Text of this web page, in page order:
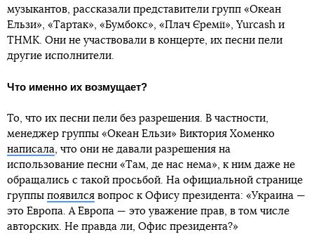
музыкантов, рассказали представители групп «Океан
Ельзи», «Тартак», «Бумбокс», «Плач Єремії», Yurcash и
ТНМК. Они не участвовали в концерте, их песни пели
другие исполнители.
Что именно их возмущает?
То, что их песни пели без разрешения. В частности,
менеджер группы «Океан Ельзи» Виктория Хоменко
написала , что они не давали разрешения на
использование песни «Там, де нас нема», к ним даже не
обращались с такой просьбой. На официальной странице
группы появился вопрос к Офису президента: «Украина —
это Европа. А Европа — это уважение прав, в том числе
авторских. Не правда ли, Офис президента?»